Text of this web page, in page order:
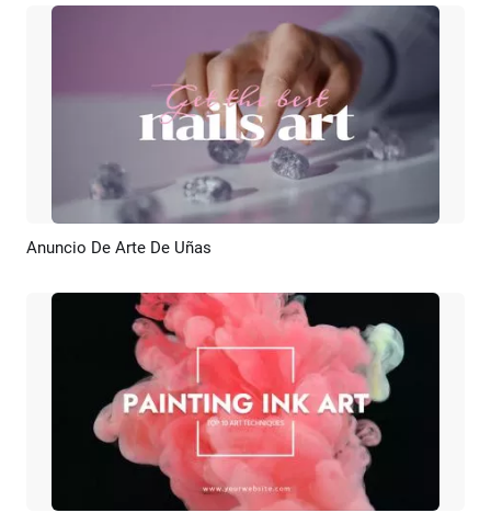
Previsualizar
Anuncio De Arte De Uñas